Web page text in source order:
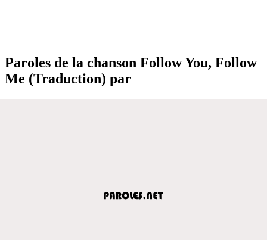
Paroles de la chanson Follow You, Follow
Me (Traduction) par